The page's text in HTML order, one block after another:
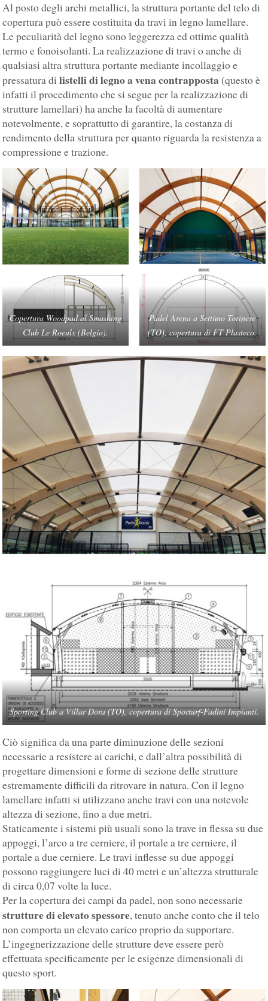
Al posto degli archi metallici, la struttura portante del telo di
copertura può essere costituita da travi in legno lamellare.
Le peculiarità del legno sono leggerezza ed ottime qualità
termo e fonoisolanti. La realizzazione di travi o anche di
qualsiasi altra struttura portante mediante incollaggio e
pressatura dilistelli di legno a vena contrapposta (questo è
infatti il procedimento che si segue per la realizzazione di
strutture lamellari) ha anche la facoltà di aumentare
notevolmente, e soprattutto di garantire, la costanza di
rendimento della struttura per quanto riguarda la resistenza a
compressione e trazione.
Copertura Woodpad al Smashing
Club Le Roeulx (Belgio).
Padel Arena a Settimo Torinese
(TO), copertura di FT Plasteco.
Sporting Club a Villar Dora (TO), copertura di Sporturf-Fadini Impianti.
Ciò significa da una parte diminuzione delle sezioni
necessarie a resistere ai carichi, e dall’altra possibilità di
progettare dimensioni e forme di sezione delle strutture
estremamente difficili da ritrovare in natura. Con il legno
lamellare infatti si utilizzano anche travi con una notevole
altezza di sezione, fino a due metri.
Staticamente i sistemi più usuali sono la trave in flessa su due
appoggi, l’arco a tre cerniere, il portale a tre cerniere, il
portale a due cerniere. Le travi inflesse su due appoggi
possono raggiungere luci di 40 metri e un’altezza strutturale
di circa 0,07 volte la luce.
Per la copertura dei campi da padel, non sono necessarie
strutture di elevato spessore, tenuto anche conto che il telo
non comporta un elevato carico proprio da supportare.
L’ingegnerizzazione delle strutture deve essere però
effettuata specificamente per le esigenze dimensionali di
questo sport.